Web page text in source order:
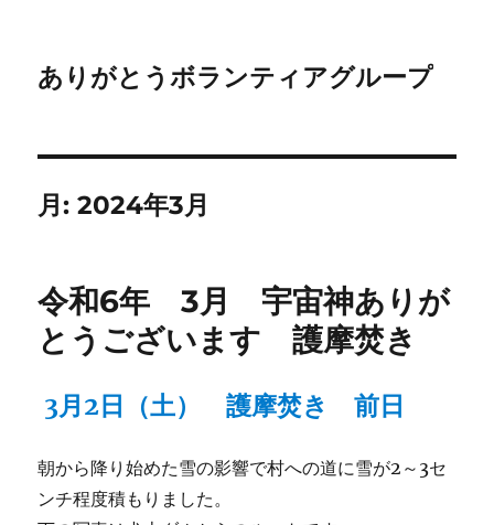
ありがとうボランティアグループ
月:2024年3月
令和6年 3月 宇宙神ありが
とうございます 護摩焚き
3月2日（土） 護摩焚き 前日
朝から降り始めた雪の影響で村への道に雪が2～3セ
ンチ程度積もりました。